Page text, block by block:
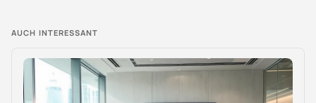
AUCH INTERESSANT